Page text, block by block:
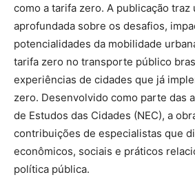
como a tarifa zero. A publicação traz
aprofundada sobre os desafios,
potencialidades da mobilidade
tarifa zero no transporte público
experiências de cidades que já
zero. Desenvolvido como parte das
de Estudos das Cidades (NEC), a
contribuições de especialistas que
econômicos, sociais e práticos
política pública.